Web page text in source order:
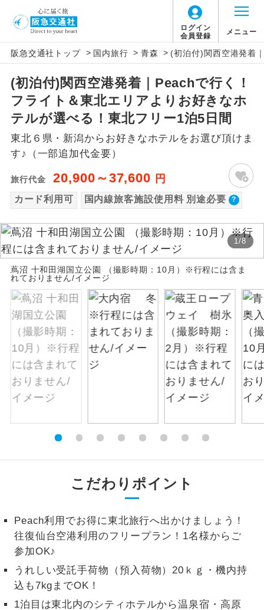
ログイン
会員登録
メニュー
阪急交通社トップ > 国内旅行 > 青森 > (初泊付)関西空港発着
(初泊付)関西空港発着｜Peachで行く！
フライト＆東北エリアよりお好きなホ
テルが選べる！東北フリー1泊5日間
東北６県・新潟からお好きなホテルをお選び頂けま
す♪（一部追加代金要）
旅行代金 20,900～37,600 円
カード利用可 国内線旅客施設使用料 別途必要
1/8
蔦沼 十和田湖国立公園 （撮影時期：10月）※行程には含ま
れておりません/イメージ
こだわりポイント
Peach利用でお得に東北旅行へ出かけましょう！
往復仙台空港利用のフリープラン！1名様からご
参加OK♪
うれしい受託手荷物（預入荷物）20ｋｇ・機内持
込も7kgまでOK！
1泊目は東北内のシティホテルから温泉宿・高原
【国内旅客施設使用料について】
旅行代金に国内旅客施設使用料は含まれてお
りません。別途お支払いが必要となります。
関空(2ﾀｰﾐﾅﾙ国内線出発)片道：大人510円、
子供510円
関空(2ﾀｰﾐﾅﾙ国内線到着)片道：大人510円、
子供510円
アイコン 説明
添乗員同行
往路出発空港（駅）から復路到着空港
（駅）まで同行します。
現地添乗員同
行
現地到着空港（駅）から最終日出発空港
（駅）まで添乗員が同行します。
バスガイド乗
務
バスガイドが乗務し、車内での観光案内
があります。
世界遺産
ユネスコに登録されている文化遺産や自
然遺産を訪ねるコースです。
絶景 絶景スポットに立ち寄るコースです。
温泉 温泉地にも宿泊するコースです。
露天風呂
ご宿泊ホテルに露天風呂が付いていま
大浴場
く）
だけます。
ホン
をじっくり聞くことができます。
1名様催行
2名様催行